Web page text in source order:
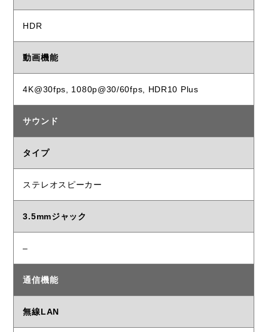
HDR
動画機能
4K@30fps, 1080p@30/60fps, HDR10 Plus
サウンド
タイプ
ステレオスピーカー
3.5mmジャック
–
通信機能
無線LAN